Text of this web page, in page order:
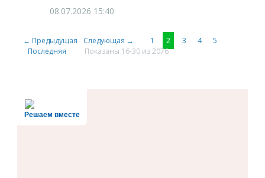
08.07.2026 15:40
← Предыдущая Следующая → 1 2 3 4
5
Последняя
Показаны 16-30 из 2076
Решаем вместе